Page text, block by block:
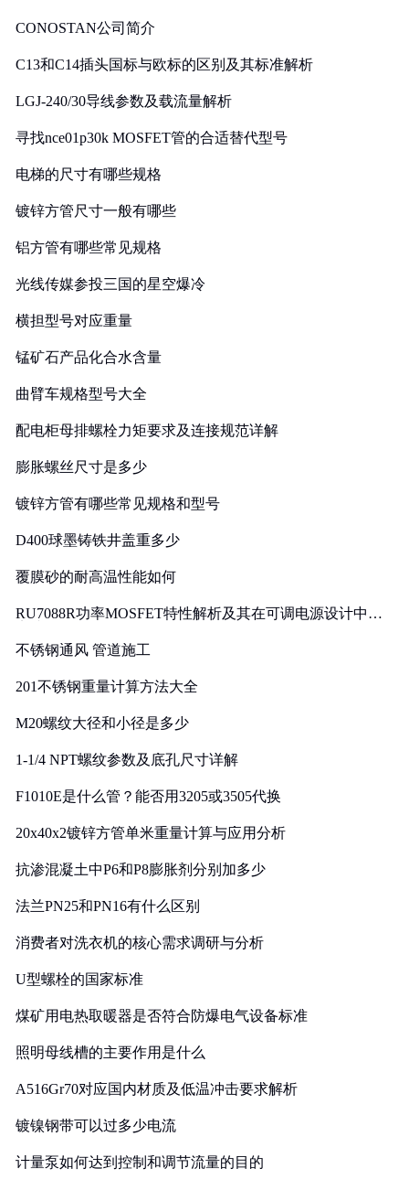
CONOSTAN公司简介
C13和C14插头国标与欧标的区别及其标准解析
LGJ-240/30导线参数及载流量解析
寻找nce01p30k MOSFET管的合适替代型号
电梯的尺寸有哪些规格
镀锌方管尺寸一般有哪些
铝方管有哪些常见规格
光线传媒参投三国的星空爆冷
横担型号对应重量
锰矿石产品化合水含量
曲臂车规格型号大全
配电柜母排螺栓力矩要求及连接规范详解
膨胀螺丝尺寸是多少
镀锌方管有哪些常见规格和型号
D400球墨铸铁井盖重多少
覆膜砂的耐高温性能如何
RU7088R功率MOSFET特性解析及其在可调电源设计中的
不锈钢通风 管道施工
201不锈钢重量计算方法大全
M20螺纹大径和小径是多少
1-1/4 NPT螺纹参数及底孔尺寸详解
F1010E是什么管？能否用3205或3505代换
20x40x2镀锌方管单米重量计算与应用分析
抗渗混凝土中P6和P8膨胀剂分别加多少
法兰PN25和PN16有什么区别
消费者对洗衣机的核心需求调研与分析
U型螺栓的国家标准
煤矿用电热取暖器是否符合防爆电气设备标准
照明母线槽的主要作用是什么
A516Gr70对应国内材质及低温冲击要求解析
镀镍钢带可以过多少电流
计量泵如何达到控制和调节流量的目的